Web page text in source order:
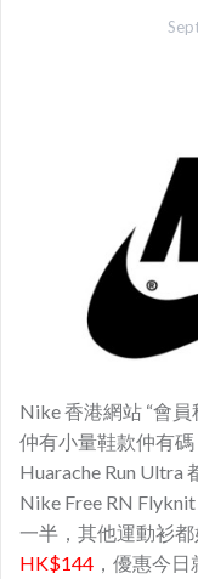
Nike 香港網站 “會
仲有小量鞋款仲有
Huarache Run Ultra
Nike Free RN
一半，其他運動衫
HK$144 ，優惠今